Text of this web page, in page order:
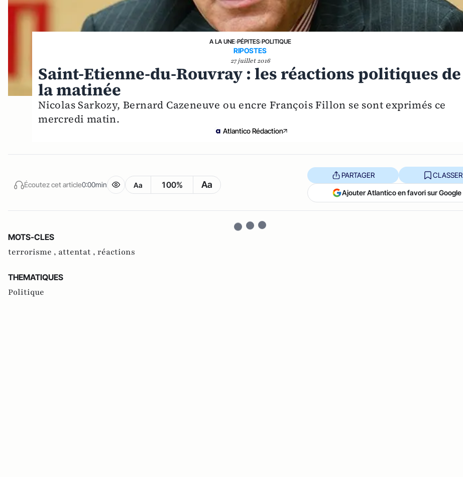
A LA UNE›PÉPITES›POLITIQUE
RIPOSTES
27 juillet 2016
Saint-Etienne-du-Rouvray : les réactions politiques de
la matinée
Nicolas Sarkozy, Bernard Cazeneuve ou encre François Fillon se sont exprimés ce
mercredi matin.
Atlantico Rédaction
Écoutez cet article0:00min Aa 100% Aa
PARTAGER CLASSER
Ajouter Atlantico en favori sur Google
MOTS-CLES
terrorisme , attentat , réactions
THEMATIQUES
Politique